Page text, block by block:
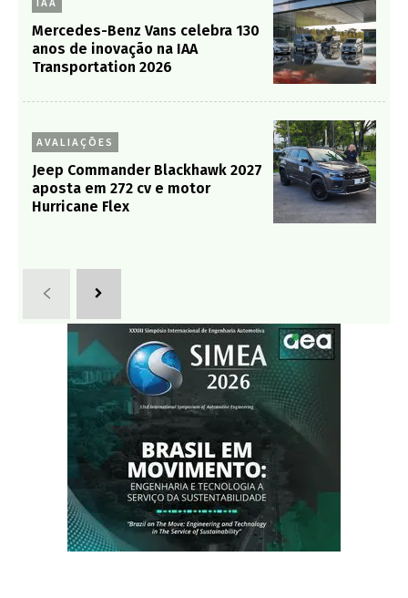
Mercedes-Benz Vans celebra 130
anos de inovação na IAA
Transportation 2026
AVALIAÇÕES
Jeep Commander Blackhawk 2027
aposta em 272 cv e motor
Hurricane Flex